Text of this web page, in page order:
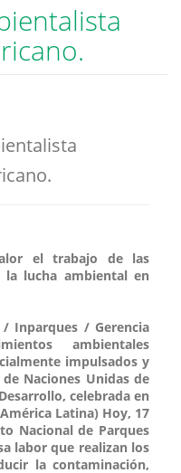
el trabajo de las
la lucha ambiental en
Inparques / Gerencia
ambientales
impulsados y
Naciones Unidas de
celebrada en
Latina) Hoy, 17
Nacional de Parques
labor que realizan los
la contaminación,